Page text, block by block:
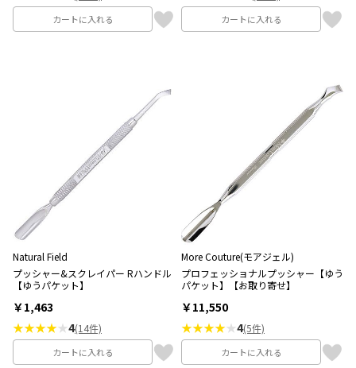
カートに入れる カートに入れる
Natural Field
プッシャー&スクレイパー Rハンドル
【ゆうパケット】
￥1,463
★★★★★4(14件)
カートに入れる
More Couture(モアジェル)
プロフェッショナルプッシャー【ゆう
パケット】【お取り寄せ】
￥11,550
★★★★★4(5件)
カートに入れる